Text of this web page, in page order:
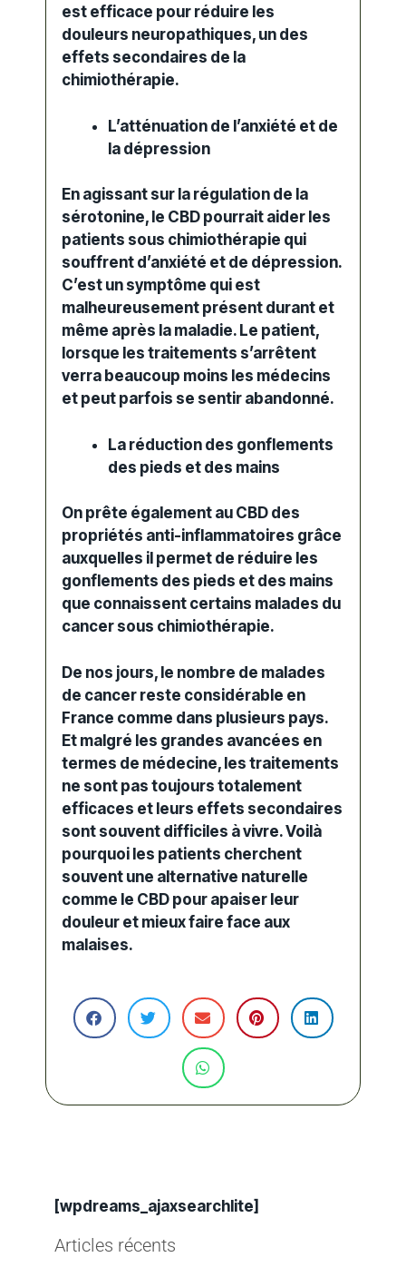
est efficace pour réduire les
douleurs neuropathiques, un des
effets secondaires de la
chimiothérapie.
L’atténuation de l’anxiété et de
la dépression
En agissant sur la régulation de la
sérotonine, le CBD pourrait aider les
patients sous chimiothérapie qui
souffrent d’anxiété et de dépression.
C’est un symptôme qui est
malheureusement présent durant et
même après la maladie. Le patient,
lorsque les traitements s’arrêtent
verra beaucoup moins les médecins
et peut parfois se sentir abandonné.
La réduction des gonflements
des pieds et des mains
On prête également au CBD des
propriétés anti-inflammatoires grâce
auxquelles il permet de réduire les
gonflements des pieds et des mains
que connaissent certains malades du
cancer sous chimiothérapie.
De nos jours, le nombre de malades
de cancer reste considérable en
France comme dans plusieurs pays.
Et malgré les grandes avancées en
termes de médecine, les traitements
ne sont pas toujours totalement
efficaces et leurs effets secondaires
sont souvent difficiles à vivre. Voilà
pourquoi les patients cherchent
souvent une alternative naturelle
comme le CBD pour apaiser leur
douleur et mieux faire face aux
malaises.
[wpdreams_ajaxsearchlite]
Articles récents